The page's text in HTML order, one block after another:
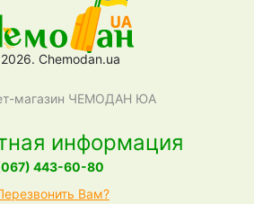
Chemodan.ua
магазин ЧЕМОДАН ЮА
информация
443-60-80
Вам?